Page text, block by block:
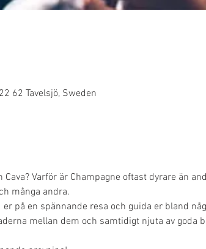
62 Tavelsjö, Sweden
Varför är Champagne oftast dyrare än
många andra.
på en spännande resa och guida er bland
mellan dem och samtidigt njuta av goda